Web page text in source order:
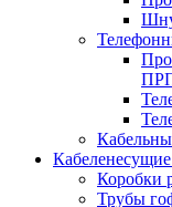
Коробки
Трубы